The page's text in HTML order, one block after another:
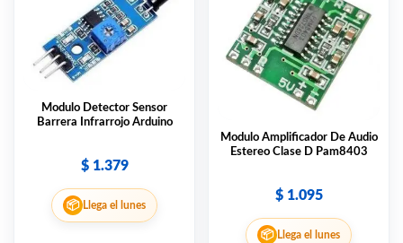
Modulo Detector Sensor
Barrera Infrarrojo Arduino
$1.379
📦 Llega el lunes
Modulo Amplificador De Audio
Estereo Clase D Pam8403
$1.095
📦 Llega el lunes